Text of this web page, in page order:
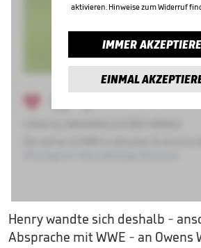
aktivieren. Hinweise zum Widerruf
IMMER
EINMAL
Henry wandte sich deshalb -
Absprache mit WWE - an Owens